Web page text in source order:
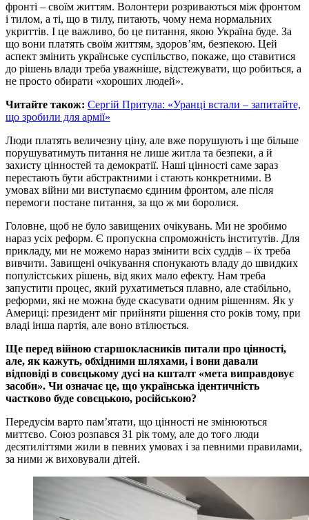
фронті – своїм життям. Волонтери розриваються між фронтом
і тилом, а ті, що в тилу, питають, чому нема нормальних
укриттів. І це важливо, бо це питання, якою Україна буде. За
що вони платять своїм життям, здоров’ям, безпекою. Цей
аспект змінить українське суспільство, покаже, що ставитися
до рішень влади треба уважніше, відстежувати, що робиться, а
не просто обирати «хороших людей».
Читайте також: Сергій Притула: «Уранці встали – запитайте,
що зробили для армії»
Люди платять величезну ціну, але вже порушують і ще більше
порушуватимуть питання не лише житла та безпеки, а й
захисту цінностей та демократії. Наші цінності саме зараз
перестають бути абстрактними і стають конкретними. В
умовах війни ми виступаємо єдиним фронтом, але після
перемоги постане питання, за що ж ми боролися.
Головне, щоб не було завищених очікувань. Ми не зробимо
нараз усіх реформ. Є пропускна спроможність інститутів. Для
прикладу, ми не можемо нараз змінити всіх суддів – їх треба
вивчити. Завищені очікування спонукають владу до швидких
популістських рішень, від яких мало ефекту. Нам треба
запустити процес, який рухатиметься плавно, але стабільно,
реформи, які не можна буде скасувати одним рішенням. Як у
Америці: президент міг прийняти рішення сто років тому, при
владі інша партія, але воно втілюється.
Ще перед війною старшокласників питали про цінності,
але, як кажуть, обхідними шляхами, і вони давали
відповіді в совєцькому дусі на кшталт «мета виправдовує
засоби». Чи означає це, що українська ідентичність
частково буде совєцькою, російською?
Передусім варто пам’ятати, що цінності не змінюються
миттєво. Союз розпався 31 рік тому, але до того люди
десятиліттями жили в певних умовах і за певними правилами,
за ними ж виховували дітей.